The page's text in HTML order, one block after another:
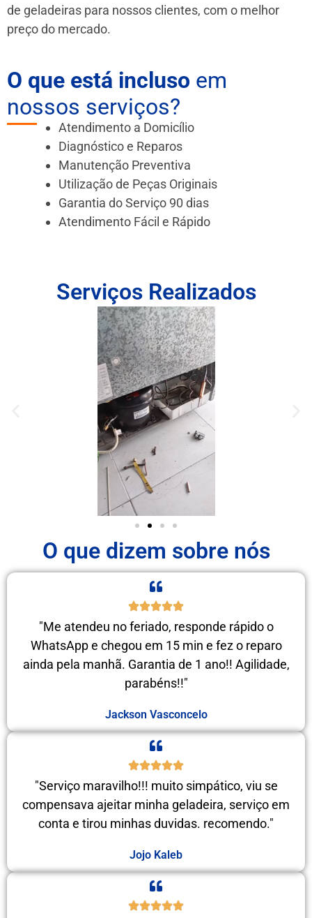
de geladeiras para nossos clientes, com o melhor
preço do mercado.
O que está incluso em
nossos serviços?
Atendimento a Domicílio
Diagnóstico e Reparos
Manutenção Preventiva
Utilização de Peças Originais
Garantia do Serviço 90 dias
Atendimento Fácil e Rápido
Serviços Realizados
O que dizem sobre nós
"Me atendeu no feriado, responde rápido o
WhatsApp e chegou em 15 min e fez o reparo
ainda pela manhã. Garantia de 1 ano!! Agilidade,
parabéns!!"
Jackson Vasconcelo
"Serviço maravilho!!! muito simpático, viu se
compensava ajeitar minha geladeira, serviço em
conta e tirou minhas duvidas. recomendo."
Jojo Kaleb